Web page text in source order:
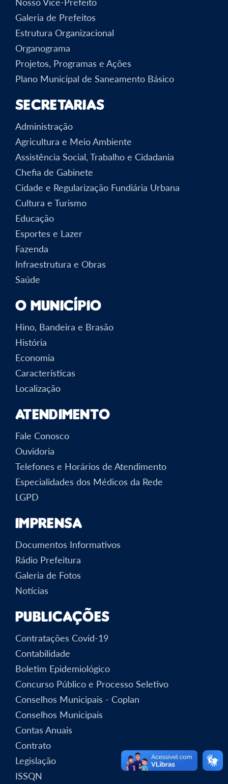
Galeria de Prefeitos
Estrutura Organizacional
Organograma
Projetos, Programas e Ações
Plano Municipal de Saneamento Básico
Secretarias
Administração
Agricultura e Meio Ambiente
Assistência Social, Trabalho e Cidadania
Chefia de Gabinete
Cidade e Regularização Fundiária Urbana
Cultura e Turismo
Educação
Esportes e Lazer
Fazenda
Infraestrutura e Obras
Saúde
O Município
Hino, Bandeira e Brasão
História
Economia
Características
Localização
Atendimento
Fale Conosco
Ouvidoria
Telefones e Horários de Atendimento
Especialidades dos Médicos da Rede
LGPD
Imprensa
Documentos Informativos
Rádio Prefeitura
Galeria de Fotos
Notícias
Publicações
Contratações Covid-19
Contabilidade
Boletim Epidemiológico
Concurso Público e Processo Seletivo
Conselhos Municipais - Coplan
Conselhos Municipais
Contas Anuais
Contrato
Legislação
ISSQN